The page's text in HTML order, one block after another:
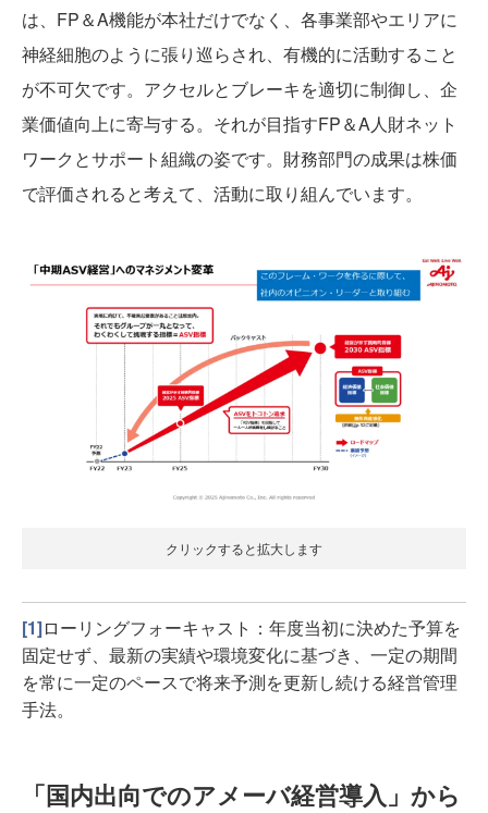
は、FP＆A機能が本社だけでなく、各事業部やエリアに
神経細胞のように張り巡らされ、有機的に活動すること
が不可欠です。アクセルとブレーキを適切に制御し、企
業価値向上に寄与する。それが目指すFP＆A人財ネット
ワークとサポート組織の姿です。財務部門の成果は株価
で評価されると考えて、活動に取り組んでいます。
クリックすると拡大します
[1]ローリングフォーキャスト：年度当初に決めた予算を
固定せず、最新の実績や環境変化に基づき、一定の期間
を常に一定のペースで将来予測を更新し続ける経営管理
手法。
「国内出向でのアメーバ経営導入」から